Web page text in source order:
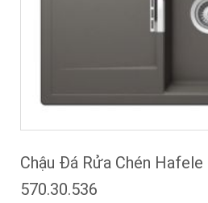
Chậu Đá Rửa Chén Hafele
570.30.536